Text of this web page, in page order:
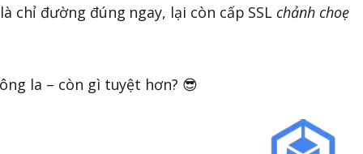
chỉ đường đúng ngay, lại còn cấp SSL chảnh choẹ
la – còn gì tuyệt hơn? 😎